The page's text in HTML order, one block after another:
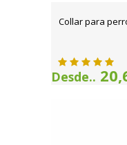
Collar para
Desde..